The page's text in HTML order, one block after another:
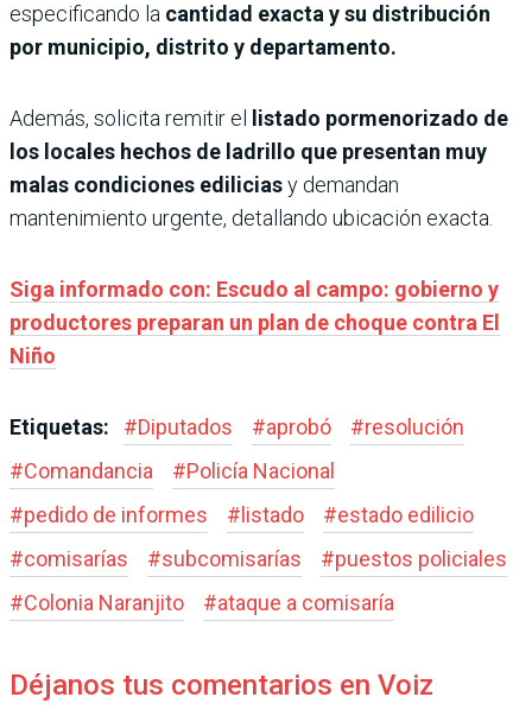
especificando la cantidad exacta y su distribución
por municipio, distrito y departamento.
Además, solicita remitir el
listado pormenorizado de
los locales hechos de ladrillo que presentan muy
malas condiciones ediliciasy demandan
mantenimiento urgente, detallando ubicación exacta.
Siga informado con: Escudo al campo: gobierno y
productores preparan un plan de choque contra El
Niño
Etiquetas: #Diputados #aprobó #resolución
#Comandancia #Policía Nacional
#pedido de informes # listado #estado edilicio
#comisarías #subcomisarías #puestos policiales
#Colonia Naranjito #ataque a comisaría
Déjanos tus comentarios en Voiz